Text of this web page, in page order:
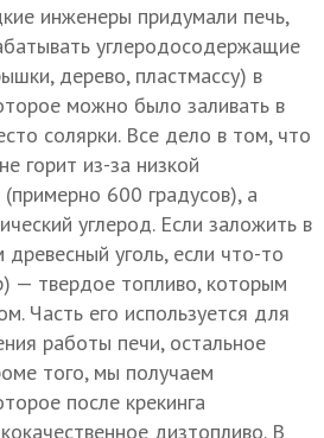
инженеры придумали печь,
углеродосодержащие
дерево, пластмассу) в
можно было заливать в
солярки. Все дело в том, что
горит из-за низкой
600 градусов), а
углерод. Если заложить в
уголь, если что-то
— твердое топливо, которым
Часть его используется для
работы печи, остальное
того, мы получаем
после крекинга
дизтопливо. В